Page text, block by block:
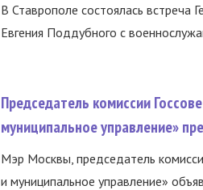
В Ставрополе состоялась встреча
Евгения Поддубного с
Председатель комиссии
муниципальное управление»
Мэр Москвы, председатель
и муниципальное управление»